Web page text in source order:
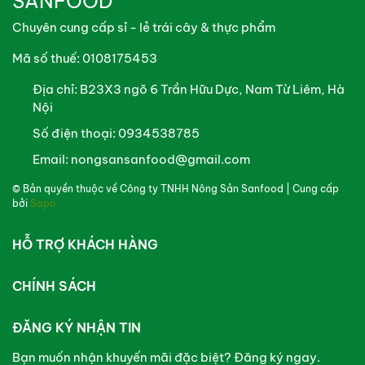
Chuyên cung cấp sỉ - lẻ trái cây & thực phẩm
Mã số thuế: 0108175453
Địa chỉ: B23X3 ngõ 6 Trần Hữu Dực, Nam Từ Liêm, Hà
Nội
Số điện thoại: 0934538785
Email: nongsansanfood@gmail.com
© Bản quyền thuộc về Công ty TNHH Nông Sản Sanfood
| Cung cấp
bởi Sapo
HỖ TRỢ KHÁCH HÀNG
CHÍNH SÁCH
ĐĂNG KÝ NHẬN TIN
Bạn muốn nhận khuyến mãi đặc biệt? Đăng ký ngay.